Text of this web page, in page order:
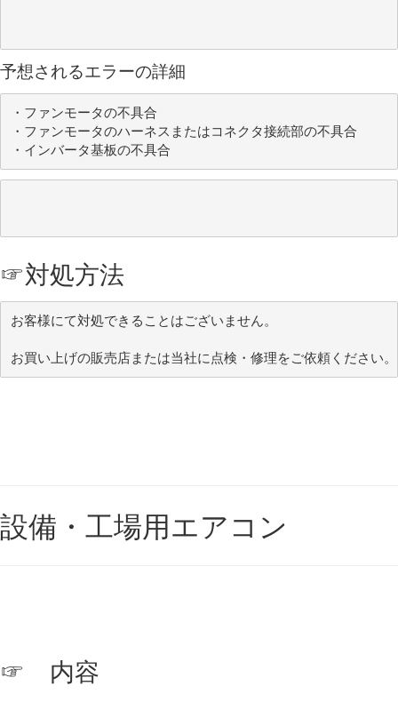
予想されるエラーの詳細
・ファンモータの不具合
・ファンモータのハーネスまたはコネクタ接続部の不具合
・インバータ基板の不具合
☞対処方法
お客様にて対処できることはございません。
お買い上げの販売店または当社に点検・修理をご依頼ください。
設備・工場用エアコン
☞ 内容